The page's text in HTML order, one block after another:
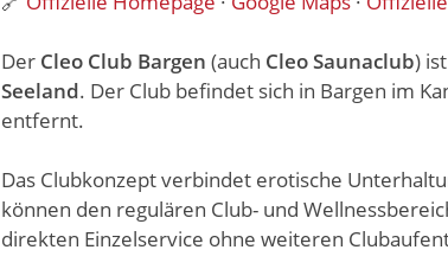
Der Cleo Club Bargen (auch Cleo Saunaclub)
Seeland. Der Club befindet sich in Bargen im
entfernt.
Das Clubkonzept verbindet erotische
können den regulären Club- und
direkten Einzelservice ohne weiteren